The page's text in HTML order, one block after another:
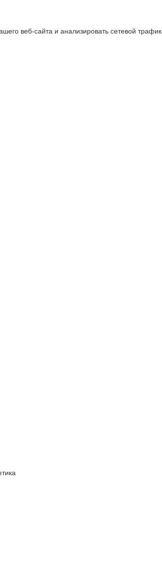
веб-сайта и анализировать сетевой трафик.